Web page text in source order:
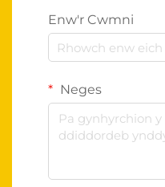
Enw'r Cwmni
Neges